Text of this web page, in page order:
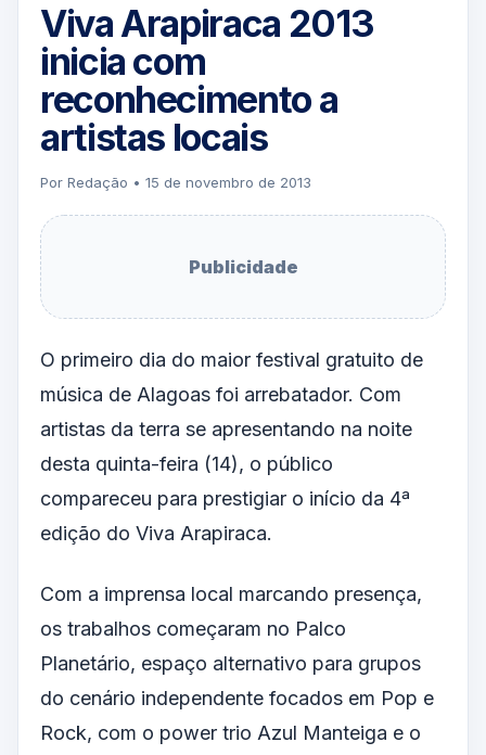
Viva Arapiraca 2013
inicia com
reconhecimento a
artistas locais
Por Redação • 15 de novembro de 2013
Publicidade
O primeiro dia do maior festival gratuito de
música de Alagoas foi arrebatador. Com
artistas da terra se apresentando na noite
desta quinta-feira (14), o público
compareceu para prestigiar o início da 4ª
edição do Viva Arapiraca.
Com a imprensa local marcando presença,
os trabalhos começaram no Palco
Planetário, espaço alternativo para grupos
do cenário independente focados em Pop e
Rock, com o power trio Azul Manteiga e o